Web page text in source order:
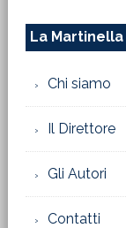
La Martinella
Chi siamo
Il Direttore
Gli Autori
Contatti